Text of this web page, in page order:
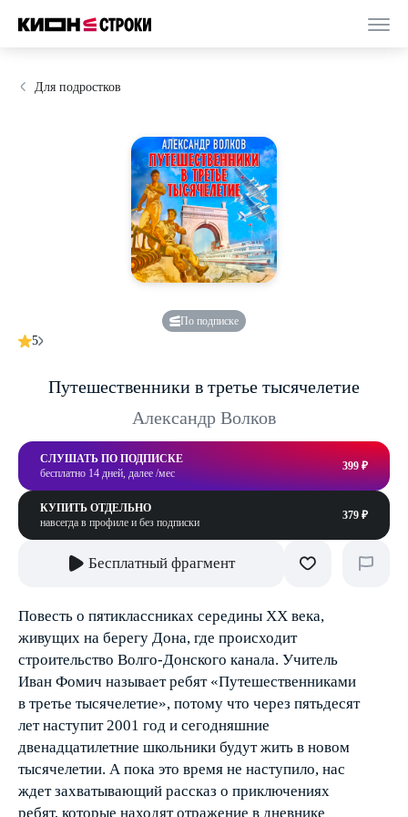
Для подростков
По подписке
5
Путешественники в третье тысячелетие
Александр Волков
СЛУШАТЬ ПО ПОДПИСКЕ
бесплатно 14 дней, далее /мес
399 ₽
КУПИТЬ ОТДЕЛЬНО
навсегда в профиле и без подписки
379 ₽
Бесплатный фрагмент
Повесть о пятиклассниках середины XX века,
живущих на берегу Дона, где происходит
строительство Волго-Донского канала. Учитель
Иван Фомич называет ребят «Путешественниками
в третье тысячелетие», потому что через пятьдесят
лет наступит 2001 год и сегодняшние
двенадцатилетние школьники будут жить в новом
тысячелетии. А пока это время не наступило, нас
ждет захватывающий рассказ о приключениях
ребят, которые находят отражение в дневнике